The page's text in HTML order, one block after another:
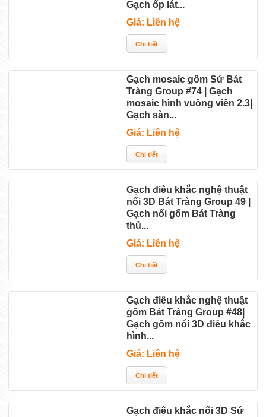
Gạch ốp lát...
Giá: Liên hệ
Gạch mosaic gốm Sứ Bát
Tràng Group #74 | Gạch
mosaic hình vuông viên 2.3|
Gạch sàn...
Giá: Liên hệ
Gạch điêu khắc nghệ thuật
nổi 3D Bát Tràng Group 49 |
Gạch nổi gốm Bát Tràng
thủ...
Giá: Liên hệ
Gạch điêu khắc nghệ thuật
gốm Bát Tràng Group #48|
Gạch gốm nổi 3D điêu khắc
hình...
Giá: Liên hệ
Gạch điêu khắc nổi 3D Sứ